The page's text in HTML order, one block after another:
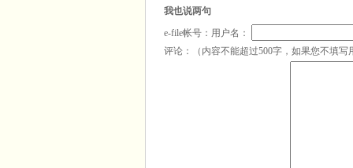
植物王国 | 云
我也说两句
e-file帐号：用户名：
评论：（内容不能超过500字，如果您不填